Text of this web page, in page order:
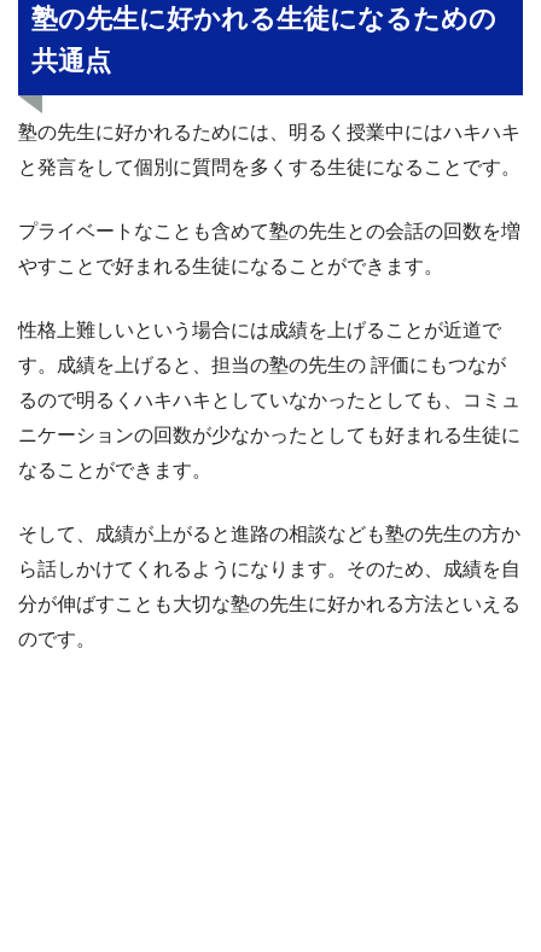
塾の先生に好かれる生徒になるための
共通点
塾の先生に好かれるためには、明るく授業中にはハキハキ
と発言をして個別に質問を多くする生徒になることです。
プライベートなことも含めて塾の先生との会話の回数を増
やすことで好まれる生徒になることができます。
性格上難しいという場合には成績を上げることが近道で
す。成績を上げると、担当の塾の先生の 評価にもつなが
るので明るくハキハキとしていなかったとしても、コミュ
ニケーションの回数が少なかったとしても好まれる生徒に
なることができます。
そして、成績が上がると進路の相談なども塾の先生の方か
ら話しかけてくれるようになります。そのため、成績を自
分が伸ばすことも大切な塾の先生に好かれる方法といえる
のです。